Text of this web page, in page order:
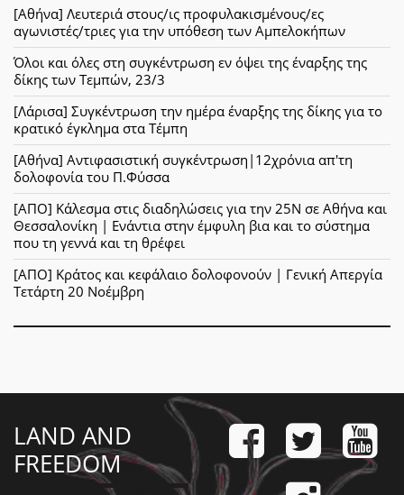
[Αθήνα] Λευτεριά στους/ις προφυλακισμένους/ες
αγωνιστές/τριες για την υπόθεση των Αμπελοκήπων
Όλοι και όλες στη συγκέντρωση εν όψει της έναρξης της
δίκης των Τεμπών, 23/3
[Λάρισα] Συγκέντρωση την ημέρα έναρξης της δίκης για το
κρατικό έγκλημα στα Τέμπη
[Αθήνα] Αντιφασιστική συγκέντρωση|12χρόνια απ'τη
δολοφονία του Π.Φύσσα
[ΑΠΟ] Κάλεσμα στις διαδηλώσεις για την 25Ν σε Αθήνα και
Θεσσαλονίκη | Ενάντια στην έμφυλη βια και το σύστημα
που τη γεννά και τη θρέφει
[ΑΠΟ] Κράτος και κεφάλαιο δολοφονούν | Γενική Απεργία
Τετάρτη 20 Νοέμβρη
LAND AND
FREEDOM